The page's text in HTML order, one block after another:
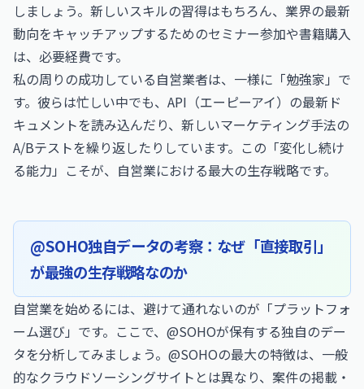
しましょう。新しいスキルの習得はもちろん、業界の最新
動向をキャッチアップするためのセミナー参加や書籍購入
は、必要経費です。
私の周りの成功している自営業者は、一様に「勉強家」で
す。彼らは忙しい中でも、API（エーピーアイ）の最新ド
キュメントを読み込んだり、新しいマーケティング手法の
A/Bテストを繰り返したりしています。この「変化し続け
る能力」こそが、自営業における最大の生存戦略です。
@SOHO独自データの考察：なぜ「直接取引」
が最強の生存戦略なのか
自営業を始めるには、避けて通れないのが「プラットフォ
ーム選び」です。ここで、@SOHOが保有する独自のデー
タを分析してみましょう。@SOHOの最大の特徴は、一般
的なクラウドソーシングサイトとは異なり、案件の掲載・